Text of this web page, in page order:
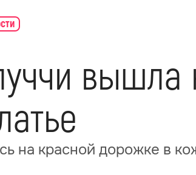
вышла
на красной дорожке в